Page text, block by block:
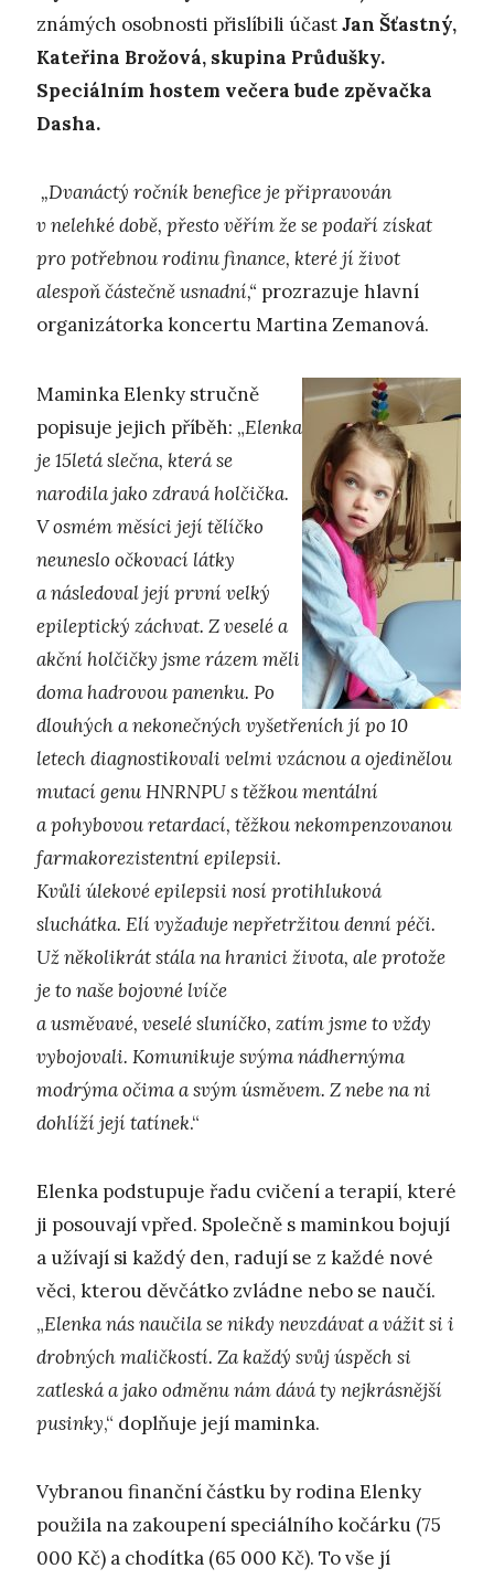
známých osobnosti přislíbili účastJan Šťastný,
Kateřina Brožová, skupina Průdušky.
Speciálním hostem večera bude zpěvačka
Dasha.
„Dvanáctý ročník benefice je připravován
v nelehké době, přesto věřím že se podaří získat
pro potřebnou rodinu finance, které jí život
alespoň částečně usnadní,“ prozrazuje hlavní
organizátorka koncertu Martina Zemanová.
Maminka Elenky stručně
popisuje jejich příběh: „Elenka
je 15letá slečna, která se
narodila jako zdravá holčička.
V osmém měsíci její tělíčko
neuneslo očkovací látky
a následoval její první velký
epileptický záchvat. Z veselé a
akční holčičky jsme rázem měli
doma hadrovou panenku. Po
dlouhých a nekonečných vyšetřeních jí po 10
letech diagnostikovali velmi vzácnou a ojedinělou
mutací genu HNRNPU s těžkou mentální
a pohybovou retardací, těžkou nekompenzovanou
farmakorezistentní epilepsii.
Kvůli úlekové epilepsii nosí protihluková
sluchátka. Elí vyžaduje nepřetržitou denní péči.
Už několikrát stála na hranici života, ale protože
je to naše bojovné lvíče
a usměvavé, veselé sluníčko, zatím jsme to vždy
vybojovali. Komunikuje svýma nádhernýma
modrýma očima a svým úsměvem. Z nebe na ni
dohlíží její tatínek.“
Elenka podstupuje řadu cvičení a terapií, které
ji posouvají vpřed. Společně s maminkou bojují
a užívají si každý den, radují se z každé nové
věci, kterou děvčátko zvládne nebo se naučí.
„Elenka nás naučila se nikdy nevzdávat a vážit si i
drobných maličkostí. Za každý svůj úspěch si
zatleská a jako odměnu nám dává ty nejkrásnější
pusinky,“ doplňuje její maminka.
Vybranou finanční částku by rodina Elenky
použila na zakoupení speciálního kočárku (75
000 Kč) a chodítka (65 000 Kč). To vše jí